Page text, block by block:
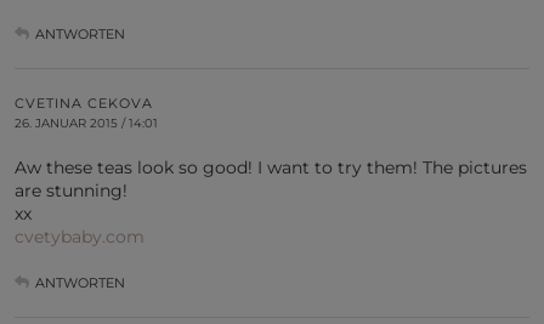
ANTWORTEN
CVETINA CEKOVA
26. JANUAR 2015 / 14:01
Aw these teas look so good! I want to try them! The pictures
are stunning!
xx
cvetybaby.com
ANTWORTEN